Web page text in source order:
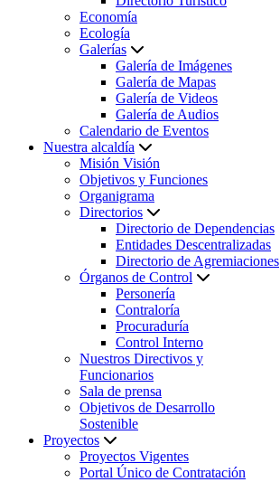
Economía
Ecología
Galerías
Galería de Imágenes
Galería de Mapas
Galería de Videos
Galería de Audios
Calendario de Eventos
Nuestra alcaldía
Misión Visión
Objetivos y Funciones
Organigrama
Directorios
Directorio de Dependencias
Entidades Descentralizadas
Directorio de Agremiaciones
Órganos de Control
Personería
Contraloría
Procuraduría
Control Interno
Nuestros Directivos y
Funcionarios
Sala de prensa
Objetivos de Desarrollo
Sostenible
Proyectos
Proyectos Vigentes
Portal Único de Contratación